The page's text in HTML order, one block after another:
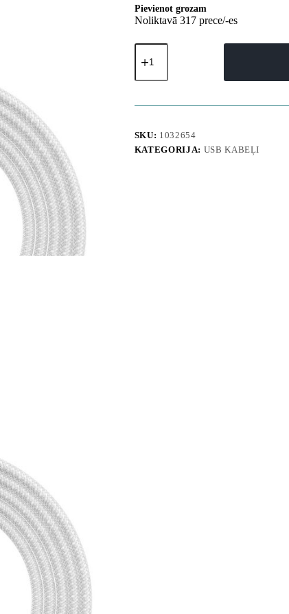
Pievienot grozam
Noliktavā 317 prece/-es
USB-
-
Lightning
Series
2.4A
2m
SKU: 1032654
KATEGORIJA: USB KABEĻI